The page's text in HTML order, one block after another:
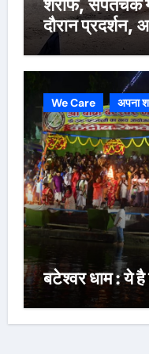
शरीफ, संपतचक
दौरान प्रदर्शन,
We Care अपना
बटेश्वर धाम : ये है